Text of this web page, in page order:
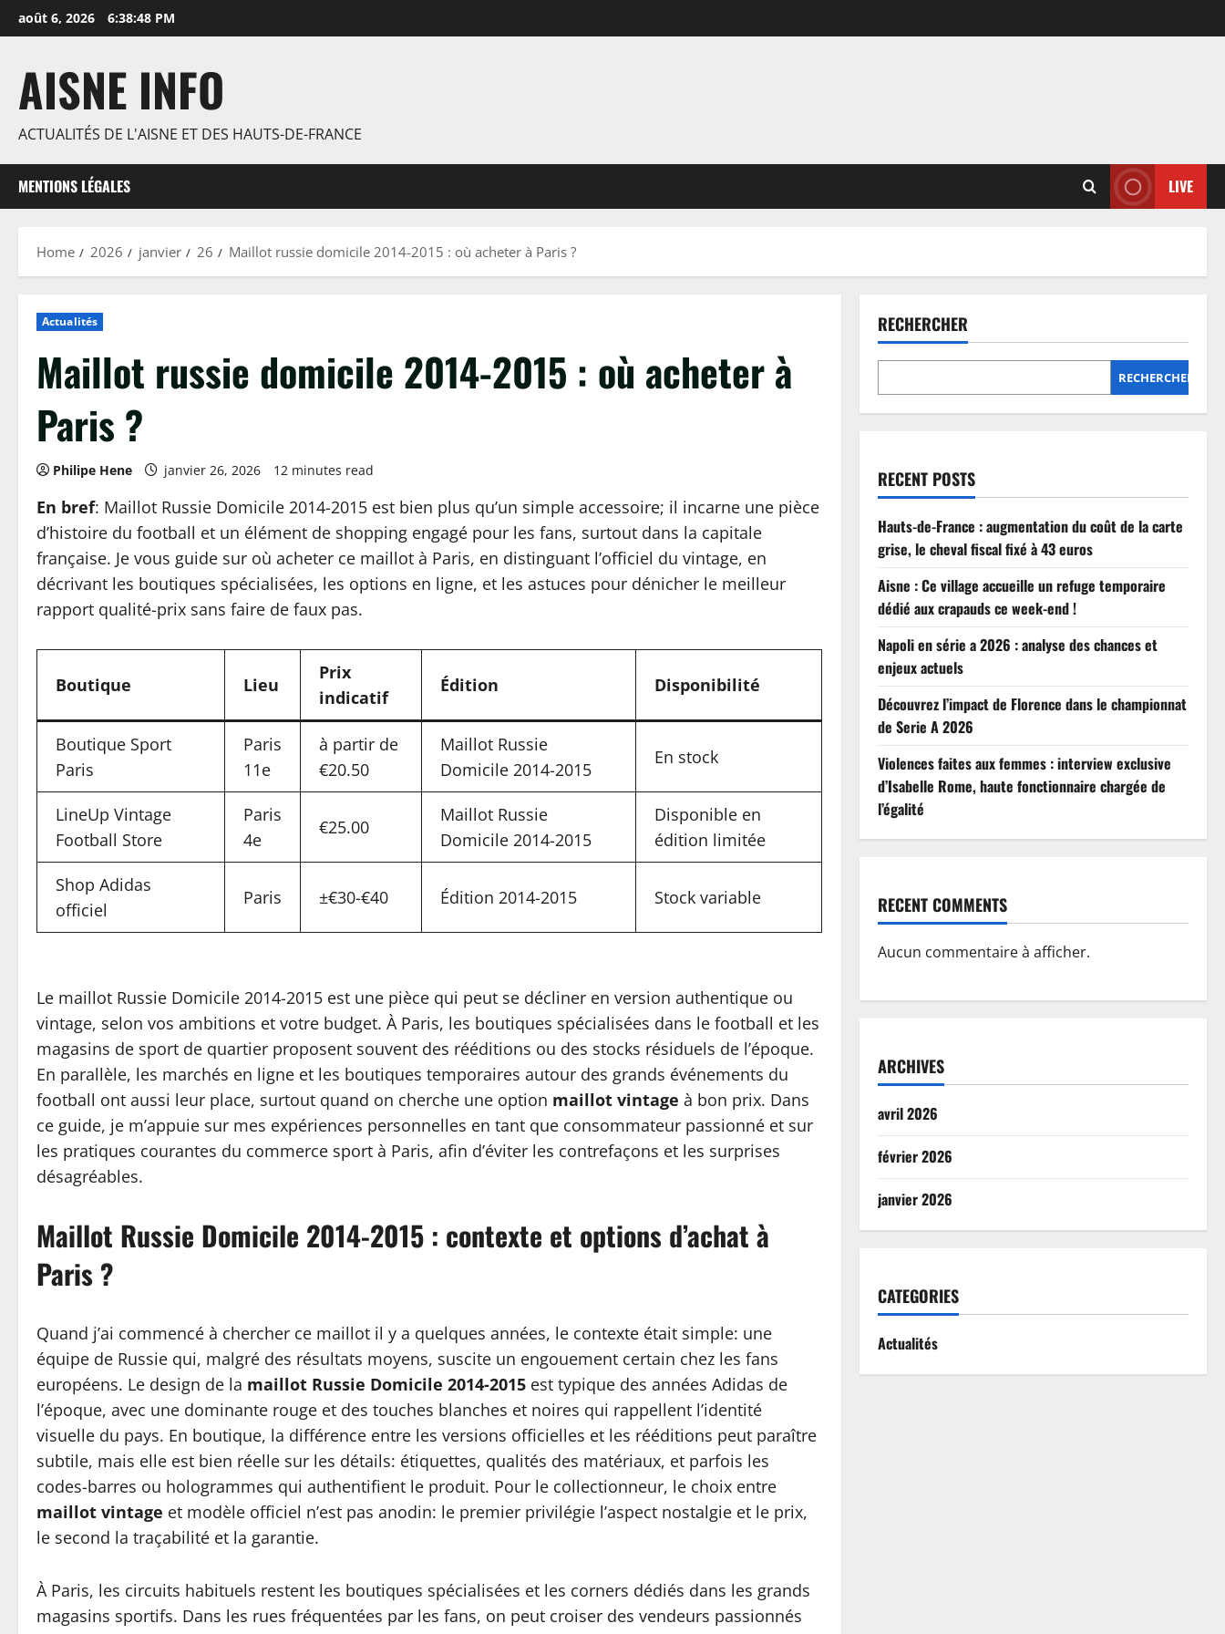
to
août 6, 2026 6:38:49 PM
AISNE INFO
ACTUALITÉS DE L'AISNE ET DES HAUTS-DE-FRANCE
MENTIONS LÉGALES LIVE
Home 2026 janvier 26 Maillot russie domicile 2014-2015 : où acheter à Paris ?
Actualités
Maillot russie domicile 2014-2015 : où acheter à
Paris ?
Philipe Hene janvier 26, 2026 12 minutes read
En bref: Maillot Russie Domicile 2014-2015 est bien plus qu’un simple accessoire; il incarne une pièce
d’histoire du football et un élément de shopping engagé pour les fans, surtout dans la capitale
française. Je vous guide sur où acheter ce maillot à Paris, en distinguant l’officiel du vintage, en
décrivant les boutiques spécialisées, les options en ligne, et les astuces pour dénicher le meilleur
rapport qualité-prix sans faire de faux pas.
Boutique Lieu
Prix
indicatif
Édition Disponibilité
Boutique Sport
Paris
Paris
11e
à partir de
€20.50
Maillot Russie
Domicile 2014-2015
En stock
LineUp Vintage
Football Store
Paris
4e
€25.00
Maillot Russie
Domicile 2014-2015
Disponible en
édition limitée
Shop Adidas
officiel
Paris ±€30-€40 Édition 2014-2015 Stock variable
Le maillot Russie Domicile 2014-2015 est une pièce qui peut se décliner en version authentique ou
vintage, selon vos ambitions et votre budget. À Paris, les boutiques spécialisées dans le football et les
magasins de sport de quartier proposent souvent des rééditions ou des stocks résiduels de l’époque.
En parallèle, les marchés en ligne et les boutiques temporaires autour des grands événements du
football ont aussi leur place, surtout quand on cherche une option maillot vintage à bon prix. Dans
ce guide, je m’appuie sur mes expériences personnelles en tant que consommateur passionné et sur
les pratiques courantes du commerce sport à Paris, afin d’éviter les contrefaçons et les surprises
désagréables.
Maillot Russie Domicile 2014-2015 : contexte et options d’achat à
Paris ?
Quand j’ai commencé à chercher ce maillot il y a quelques années, le contexte était simple: une
équipe de Russie qui, malgré des résultats moyens, suscite un engouement certain chez les fans
européens. Le design de la maillot Russie Domicile 2014-2015 est typique des années Adidas de
l’époque, avec une dominante rouge et des touches blanches et noires qui rappellent l’identité
visuelle du pays. En boutique, la différence entre les versions officielles et les rééditions peut paraître
subtile, mais elle est bien réelle sur les détails: étiquettes, qualités des matériaux, et parfois les
codes-barres ou hologrammes qui authentifient le produit. Pour le collectionneur, le choix entre
maillot vintage et modèle officiel n’est pas anodin: le premier privilégie l’aspect nostalgie et le prix,
le second la traçabilité et la garantie.
À Paris, les circuits habituels restent les boutiques spécialisées et les corners dédiés dans les grands
magasins sportifs. Dans les rues fréquentées par les fans, on peut croiser des vendeurs passionnés
RECHERCHER
RECHERCHER
RECENT POSTS
Hauts-de-France : augmentation du coût de la carte
grise, le cheval fiscal fixé à 43 euros
Aisne : Ce village accueille un refuge temporaire
dédié aux crapauds ce week-end !
Napoli en série a 2026 : analyse des chances et
enjeux actuels
Découvrez l’impact de Florence dans le championnat
de Serie A 2026
Violences faites aux femmes : interview exclusive
d’Isabelle Rome, haute fonctionnaire chargée de
l’égalité
RECENT COMMENTS
Aucun commentaire à afficher.
ARCHIVES
avril 2026
février 2026
janvier 2026
CATEGORIES
Actualités